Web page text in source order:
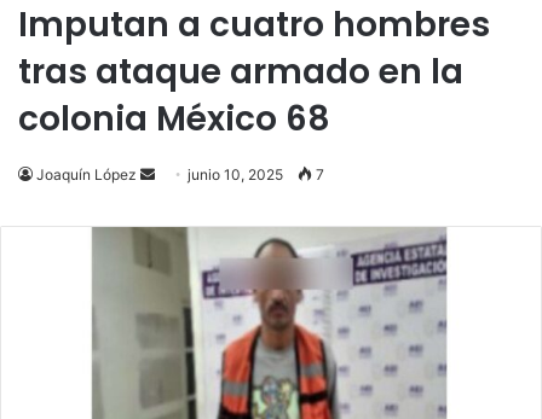
Imputan a cuatro hombres
tras ataque armado en la
colonia México 68
Joaquín López
Send
email
junio 10, 2025 7